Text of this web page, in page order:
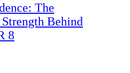
The
Behind
8